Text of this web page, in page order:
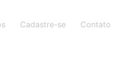
Cadastre-se Contato